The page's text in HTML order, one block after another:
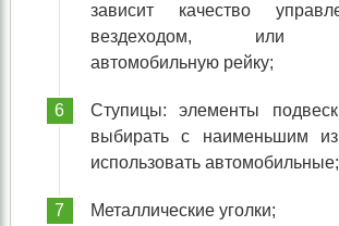
зависит качество
вездеходом, или
автомобильную рейку;
Ступицы: элементы
выбирать с наименьшим
использовать автомобильные;
Металлические уголки;